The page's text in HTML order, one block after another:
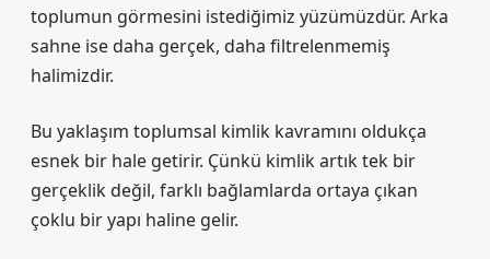
toplumun görmesini istediğimiz yüzümüzdür. Arka
sahne ise daha gerçek, daha filtrelenmemiş
halimizdir.
Bu yaklaşım toplumsal kimlik kavramını oldukça
esnek bir hale getirir. Çünkü kimlik artık tek bir
gerçeklik değil, farklı bağlamlarda ortaya çıkan
çoklu bir yapı haline gelir.